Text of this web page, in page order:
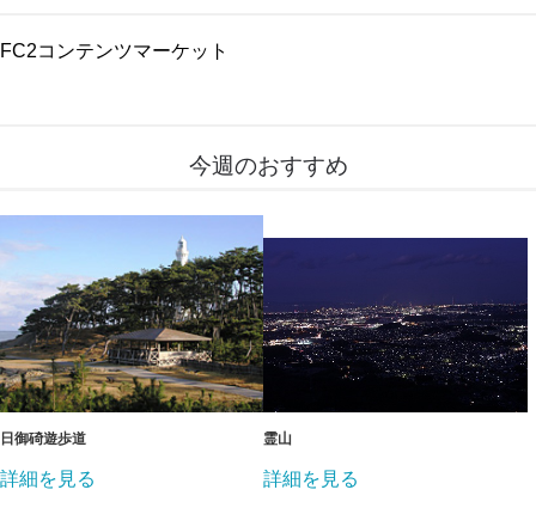
FC2コンテンツマーケット
今週のおすすめ
日御碕遊歩道
詳細を見る
霊山
詳細を見る